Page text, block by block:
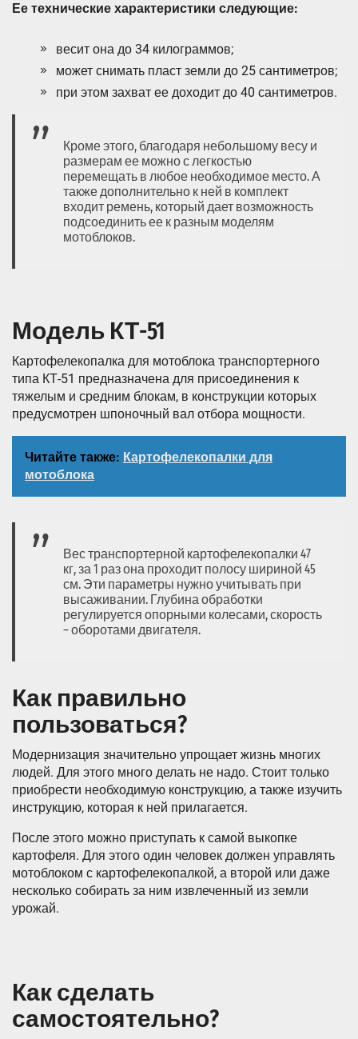
Ее технические характеристики следующие:
весит она до 34 килограммов;
может снимать пласт земли до 25 сантиметров;
при этом захват ее доходит до 40 сантиметров.
Кроме этого, благодаря небольшому весу и
размерам ее можно с легкостью
перемещать в любое необходимое место. А
также дополнительно к ней в комплект
входит ремень, который дает возможность
подсоединить ее к разным моделям
мотоблоков.
Модель КТ-51
Картофелекопалка для мотоблока транспортерного
типа КТ-51 предназначена для присоединения к
тяжелым и средним блокам, в конструкции которых
предусмотрен шпоночный вал отбора мощности.
Читайте также: Картофелекопалки для
мотоблока
Вес транспортерной картофелекопалки 47
кг, за 1 раз она проходит полосу шириной 45
см. Эти параметры нужно учитывать при
высаживании. Глубина обработки
регулируется опорными колесами, скорость
– оборотами двигателя.
Как правильно
пользоваться?
Модернизация значительно упрощает жизнь многих
людей. Для этого много делать не надо. Стоит только
приобрести необходимую конструкцию, а также изучить
инструкцию, которая к ней прилагается.
После этого можно приступать к самой выкопке
картофеля. Для этого один человек должен управлять
мотоблоком с картофелекопалкой, а второй или даже
несколько собирать за ним извлеченный из земли
урожай.
Как сделать
самостоятельно?